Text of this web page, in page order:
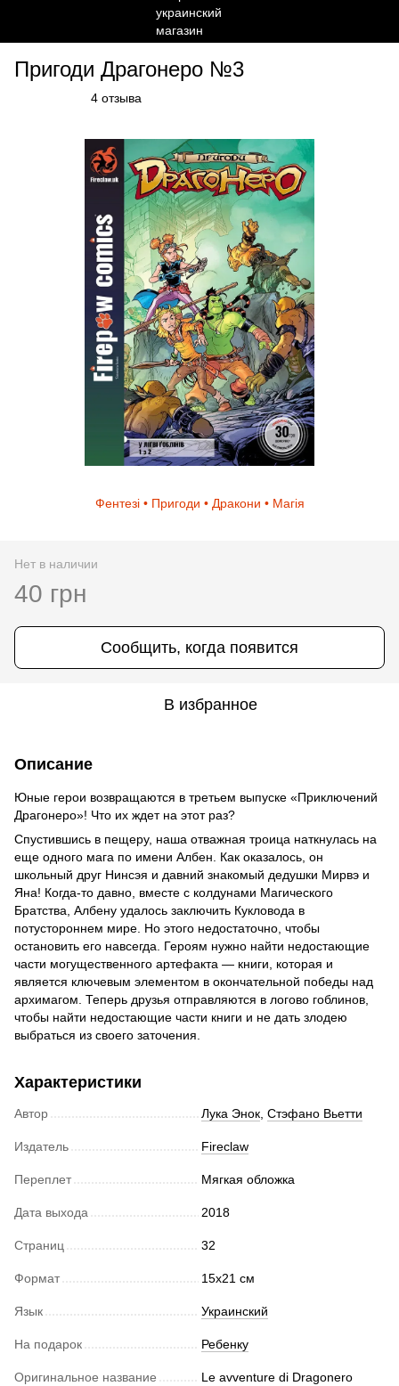
Пригоди Драгонеро №3
4 отзыва
Фентезі • Пригоди • Дракони • Магія
Нет в наличии
40 грн
Сообщить, когда появится
В избранное
Описание
Юные герои возвращаются в третьем выпуске «Приключений
Драгонеро»! Что их ждет на этот раз?
Спустившись в пещеру, наша отважная троица наткнулась на
еще одного мага по имени Албен. Как оказалось, он
школьный друг Нинсэя и давний знакомый дедушки Мирвэ и
Яна! Когда-то давно, вместе с колдунами Магического
Братства, Албену удалось заключить Кукловода в
потустороннем мире. Но этого недостаточно, чтобы
остановить его навсегда. Героям нужно найти недостающие
части могущественного артефакта — книги, которая и
является ключевым элементом в окончательной победы над
архимагом. Теперь друзья отправляются в логово гоблинов,
чтобы найти недостающие части книги и не дать злодею
выбраться из своего заточения.
Характеристики
Автор Лука Энок, Стэфано Вьетти
Издатель Fireclaw
Переплет Мягкая обложка
Дата выхода 2018
Страниц 32
Формат 15х21 см
Язык Украинский
На подарок Ребенку
Оригинальное название Le avventure di Dragonero